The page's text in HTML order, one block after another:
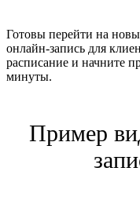
Готовы перейти на
онлайн-запись для
расписание и начните
минуты.
Пример